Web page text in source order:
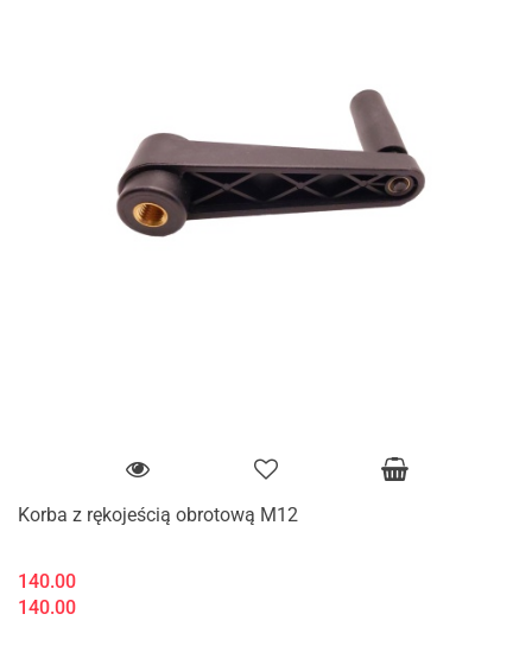
Korba z rękojeścią obrotową M12
140.00
140.00